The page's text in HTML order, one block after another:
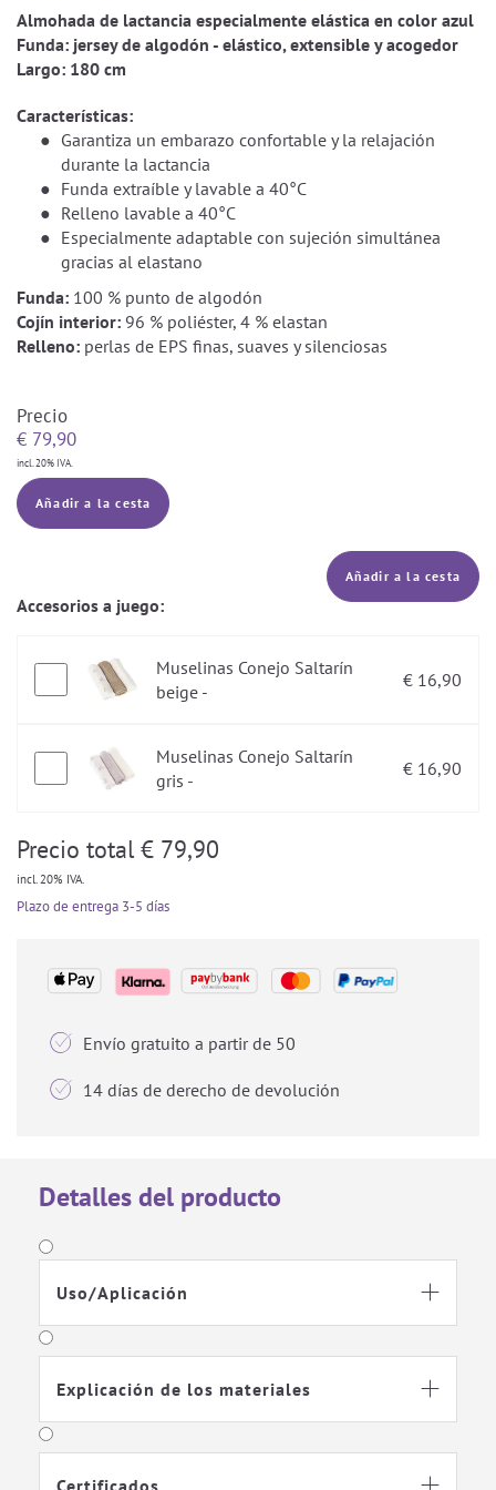
Almohada de lactancia especialmente elástica en color azul
Funda: jersey de algodón - elástico, extensible y acogedor
Largo: 180 cm
Características:
Garantiza un embarazo confortable y la relajación
durante la lactancia
Funda extraíble y lavable a 40°C
Relleno lavable a 40°C
Especialmente adaptable con sujeción simultánea
gracias al elastano
Funda: 100 % punto de algodón
Cojín interior: 96 % poliéster, 4 % elastan
Relleno: perlas de EPS finas, suaves y silenciosas
Precio
€ 79,90
incl. 20% IVA.
Añadir a la cesta
Añadir a la cesta
Accesorios a juego:
Muselinas Conejo Saltarín
beige -
€ 16,90
Muselinas Conejo Saltarín
gris -
€ 16,90
Precio total € 79,90
incl. 20% IVA.
Plazo de entrega 3-5 días
 Envío gratuito a partir de 50
 14 días de derecho de devolución
Detalles del producto
Uso/Aplicación 
Explicación de los materiales 
